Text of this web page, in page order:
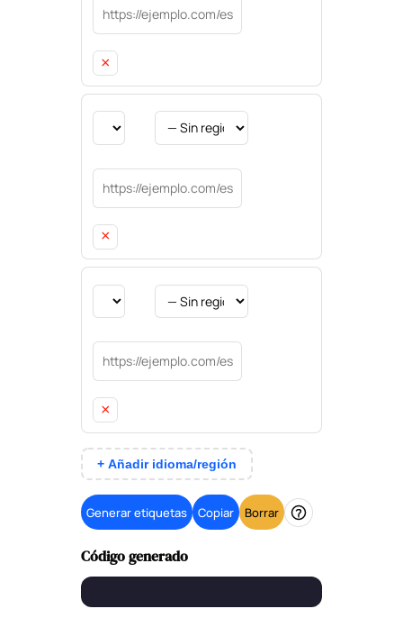
×
×
×
+ Añadir idioma/región
Generar etiquetas Copiar Borrar Ayuda
Código generado